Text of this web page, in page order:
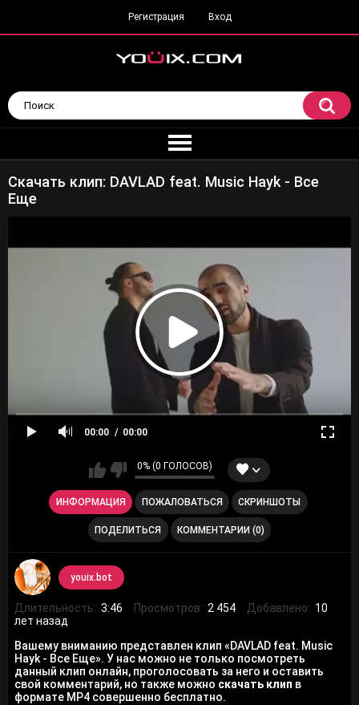
Регистрация Вход
Скачать клип: DAVLAD feat. Music Hayk - Все
Еще
00:00 00:00
0% (0 ГОЛОСОВ)
ИНФОРМАЦИЯ ПОЖАЛОВАТЬСЯ СКРИНШОТЫ
ПОДЕЛИТЬСЯ КОММЕНТАРИИ (0)
youix.bot
Длительность: 3:46 Просмотров: 2 454 Добавлено: 10
лет назад
Вашему вниманию представлен клип «DAVLAD feat. Music
Hayk - Все Еще». У нас можно не только посмотреть
данный клип онлайн, проголосовать за него и оставить
свой комментарий, но также можно скачать клип в
формате MP4 совершенно бесплатно.